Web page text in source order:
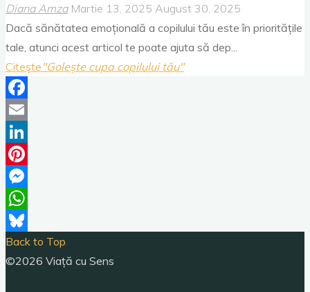
Diana Amza Martie 13, 2025 August 30, 2025
Dacă sănătatea emoțională a copilului tău este în prioritățile
tale, atunci acest articol te poate ajuta să dep...
Citeşte "Golește cupa copilului tău"
Facebook
Email
LinkedIn
Pinterest
Messenger
WhatsApp
Bluesky
Back to Top
©2026 Viață cu Sens